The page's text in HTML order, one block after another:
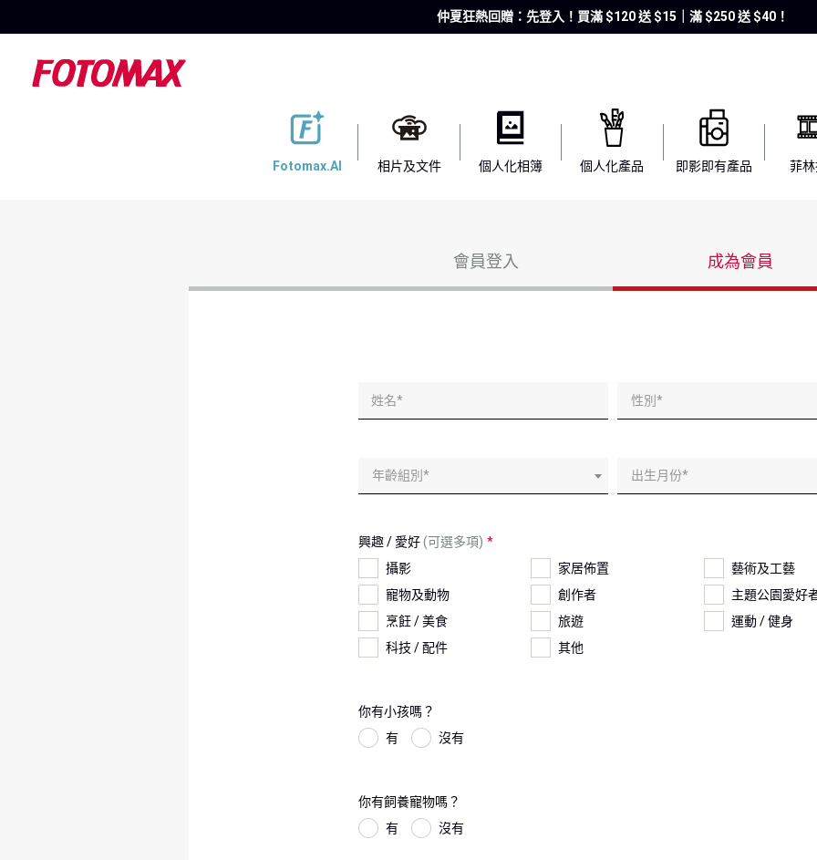
仲夏狂熱回贈：先登入！買滿 $120 送 $15｜滿 $250 送 $40！
Fotomax.AI 相片及文件 個人化相簿 個人化產品 即影即有產品 菲
會員登入 成為會員
性別*
年齡組別* 出生月份*
興趣 / 愛好(可選多項)
攝影
家居佈置
藝術及工藝
寵物及動物
創作者
主題公園愛好
烹飪 / 美食
旅遊
運動 / 健身
科技 / 配件
其他
你有小孩嗎？
有
沒有
你有飼養寵物嗎？
有
沒有